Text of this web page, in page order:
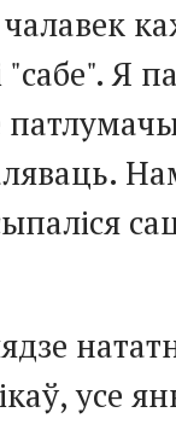
"сабе". Я
усе